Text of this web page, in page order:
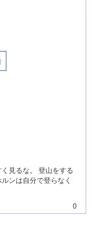
見るな。 登山をする
ンは自分で登らなく
0